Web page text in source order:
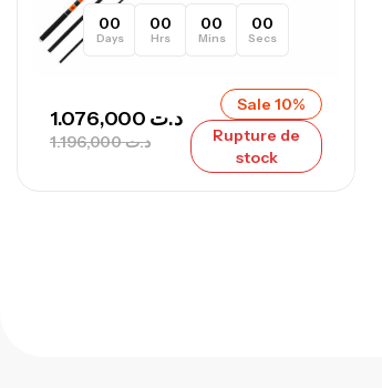
00
Days
00
Hrs
00
Mins
00
Secs
د.ت1.196,000
د.ت
Sale 10%
Rupture de
stock